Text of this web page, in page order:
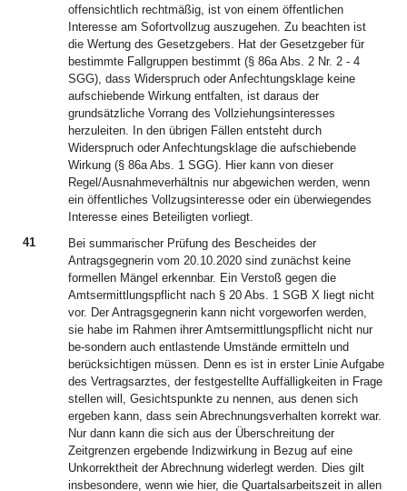
offensichtlich rechtmäßig, ist von einem öffentlichen
Interesse am Sofortvollzug auszugehen. Zu beachten ist
die Wertung des Gesetzgebers. Hat der Gesetzgeber für
bestimmte Fallgruppen bestimmt (§ 86a Abs. 2 Nr. 2 - 4
SGG), dass Widerspruch oder Anfechtungsklage keine
aufschiebende Wirkung entfalten, ist daraus der
grundsätzliche Vorrang des Vollziehungsinteresses
herzuleiten. In den übrigen Fällen entsteht durch
Widerspruch oder Anfechtungsklage die aufschiebende
Wirkung (§ 86a Abs. 1 SGG). Hier kann von dieser
Regel/Ausnahmeverhältnis nur abgewichen werden, wenn
ein öffentliches Vollzugsinteresse oder ein überwiegendes
Interesse eines Beteiligten vorliegt.
41
Bei summarischer Prüfung des Bescheides der
Antragsgegnerin vom 20.10.2020 sind zunächst keine
formellen Mängel erkennbar. Ein Verstoß gegen die
Amtsermittlungspflicht nach § 20 Abs. 1 SGB X liegt nicht
vor. Der Antragsgegnerin kann nicht vorgeworfen werden,
sie habe im Rahmen ihrer Amtsermittlungspflicht nicht nur
be-sondern auch entlastende Umstände ermitteln und
berücksichtigen müssen. Denn es ist in erster Linie Aufgabe
des Vertragsarztes, der festgestellte Auffälligkeiten in Frage
stellen will, Gesichtspunkte zu nennen, aus denen sich
ergeben kann, dass sein Abrechnungsverhalten korrekt war.
Nur dann kann die sich aus der Überschreitung der
Zeitgrenzen ergebende Indizwirkung in Bezug auf eine
Unkorrektheit der Abrechnung widerlegt werden. Dies gilt
insbesondere, wenn wie hier, die Quartalsarbeitszeit in allen